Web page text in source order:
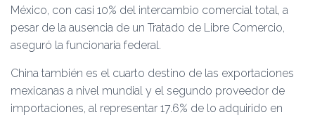
México, con casi 10% del intercambio comercial total, a
pesar de la ausencia de un Tratado de Libre Comercio,
aseguró la funcionaria federal.
China también es el cuarto destino de las exportaciones
mexicanas a nivel mundial y el segundo proveedor de
importaciones, al representar 17.6% de lo adquirido en